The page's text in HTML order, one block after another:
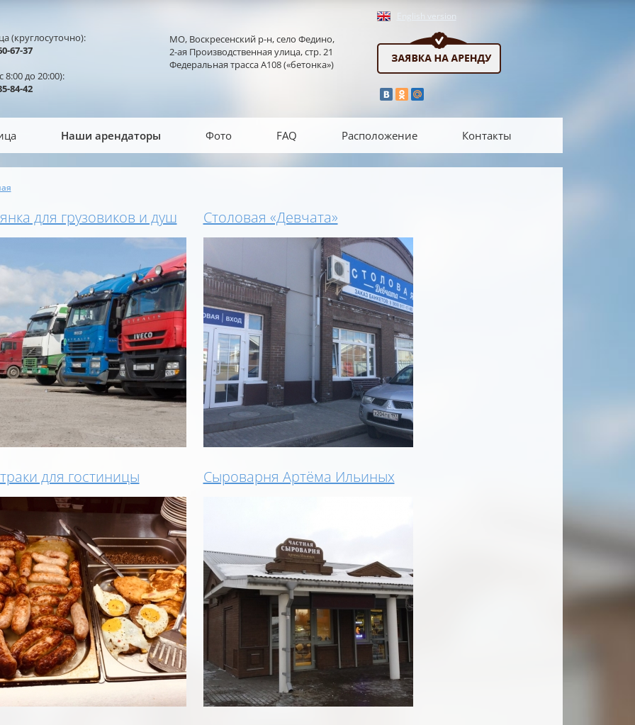
(круглосуточно):
67-37
8:00 до 20:00):
84-42
МО, Воскресенский р-н, село Федино,
2-ая Производственная улица, стр. 21
Федеральная трасса А108 («бетонка»)
English version
Наши арендаторы Фото FAQ Расположение Контакты
для грузовиков и душ Столовая «Девчата»
для гостиницы Сыроварня Артёма Ильиных